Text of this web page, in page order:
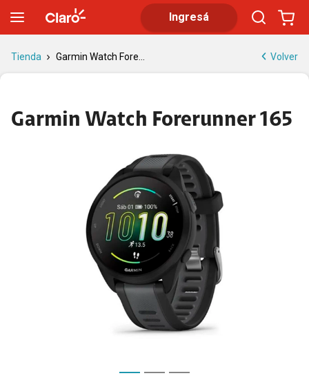
Ingresá
Tienda Garmin Watch Fore... Volver
Garmin Watch Forerunner 165
Garmin Watch Forerunner 165 | Tienda Claro